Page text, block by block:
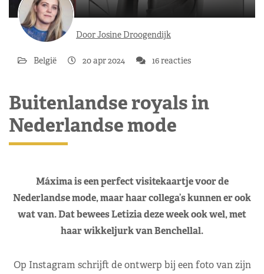
Door Josine Droogendijk
België 20 apr 2024 16 reacties
Buitenlandse royals in
Nederlandse mode
Máxima is een perfect visitekaartje voor de
Nederlandse mode, maar haar collega’s kunnen er ook
wat van. Dat bewees Letizia deze week ook wel, met
haar wikkeljurk van Benchellal.
Op Instagram schrijft de ontwerp bij een foto van zijn